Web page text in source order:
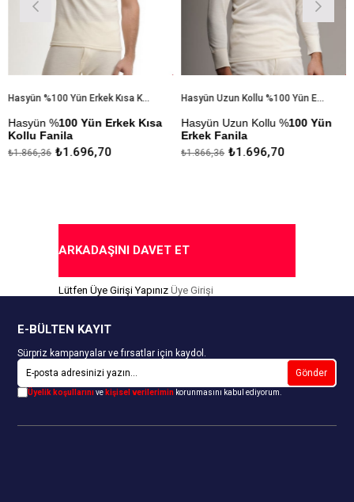
Hasyün %100 Yün Erkek Kısa Kollu Fanila
%100 Yün Erkek Kısa
Fanila
Ödeme Seçeneği
₺1.696,70
Hasyün Uzun Kollu %100 Yün Erkek Fanila 1002
Hasyün Uzun Kollu %100 Yün
Erkek Fanila
Kapıda Ödeme Seçeneği
₺1.696,70
₺1.866,36
ARKADAŞINI DAVET ET
Lütfen Üye Girişi Yapınız Üye Girişi
E-BÜLTEN KAYIT
Sürpriz kampanyalar ve fırsatlar için kaydol.
Gönder
Üyelik koşullarınıve kişisel verilerimin korunmasını kabul ediyorum.